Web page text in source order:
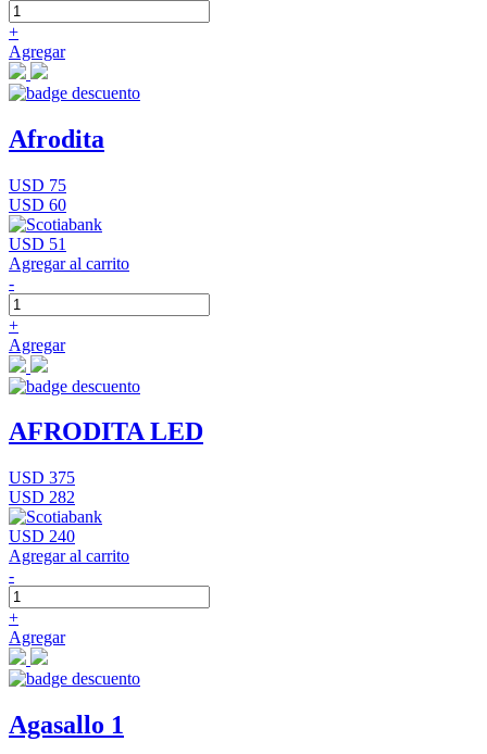
+
Agregar
Afrodita
USD 75
USD 60
USD 51
Agregar al carrito
-
+
Agregar
AFRODITA LED
USD 375
USD 282
USD 240
Agregar al carrito
-
+
Agregar
Agasallo 1